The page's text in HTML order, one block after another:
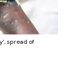
spread of